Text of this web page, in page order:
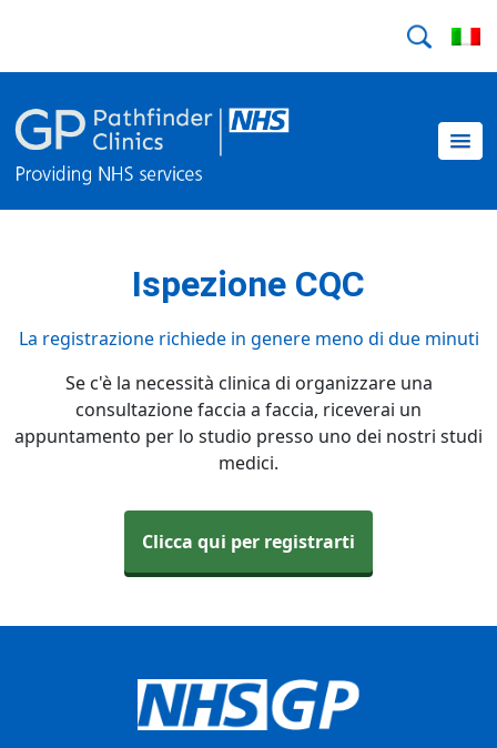
Ispezione CQC
La registrazione richiede in genere meno di due minuti
Se c'è la necessità clinica di organizzare una
consultazione faccia a faccia, riceverai un
appuntamento per lo studio presso uno dei nostri studi
medici.
Clicca qui per registrarti